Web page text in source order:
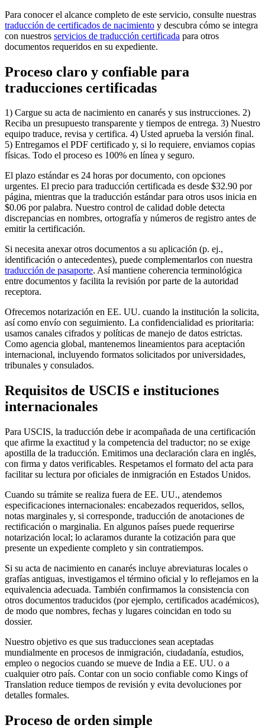
Para conocer el alcance completo de este servicio, consulte nuestras
traducción de certificados de nacimiento y descubra cómo se integra
con nuestros servicios de traducción certificada para otros
documentos requeridos en su expediente.
Proceso claro y confiable para
traducciones certificadas
1) Cargue su acta de nacimiento en canarés y sus instrucciones. 2)
Reciba un presupuesto transparente y tiempos de entrega. 3) Nuestro
equipo traduce, revisa y certifica. 4) Usted aprueba la versión final.
5) Entregamos el PDF certificado y, si lo requiere, enviamos copias
físicas. Todo el proceso es 100% en línea y seguro.
El plazo estándar es 24 horas por documento, con opciones
urgentes. El precio para traducción certificada es desde $32.90 por
página, mientras que la traducción estándar para otros usos inicia en
$0.06 por palabra. Nuestro control de calidad doble detecta
discrepancias en nombres, ortografía y números de registro antes de
emitir la certificación.
Si necesita anexar otros documentos a su aplicación (p. ej.,
identificación o antecedentes), puede complementarlos con nuestra
traducción de pasaporte. Así mantiene coherencia terminológica
entre documentos y facilita la revisión por parte de la autoridad
receptora.
Ofrecemos notarización en EE. UU. cuando la institución la solicita,
así como envío con seguimiento. La confidencialidad es prioritaria:
usamos canales cifrados y políticas de manejo de datos estrictas.
Como agencia global, mantenemos lineamientos para aceptación
internacional, incluyendo formatos solicitados por universidades,
tribunales y consulados.
Requisitos de USCIS e instituciones
internacionales
Para USCIS, la traducción debe ir acompañada de una certificación
que afirme la exactitud y la competencia del traductor; no se exige
apostilla de la traducción. Emitimos una declaración clara en inglés,
con firma y datos verificables. Respetamos el formato del acta para
facilitar su lectura por oficiales de inmigración en Estados Unidos.
Cuando su trámite se realiza fuera de EE. UU., atendemos
especificaciones internacionales: encabezados requeridos, sellos,
notas marginales y, si corresponde, traducción de anotaciones de
rectificación o marginalia. En algunos países puede requerirse
notarización local; lo aclaramos durante la cotización para que
presente un expediente completo y sin contratiempos.
Si su acta de nacimiento en canarés incluye abreviaturas locales o
grafías antiguas, investigamos el término oficial y lo reflejamos en la
equivalencia adecuada. También confirmamos la consistencia con
otros documentos traducidos (por ejemplo, certificados académicos),
de modo que nombres, fechas y lugares coincidan en todo su
dossier.
Nuestro objetivo es que sus traducciones sean aceptadas
mundialmente en procesos de inmigración, ciudadanía, estudios,
empleo o negocios cuando se mueve de India a EE. UU. o a
cualquier otro país. Contar con un socio confiable como Kings of
Translation reduce tiempos de revisión y evita devoluciones por
detalles formales.
Proceso de orden simple